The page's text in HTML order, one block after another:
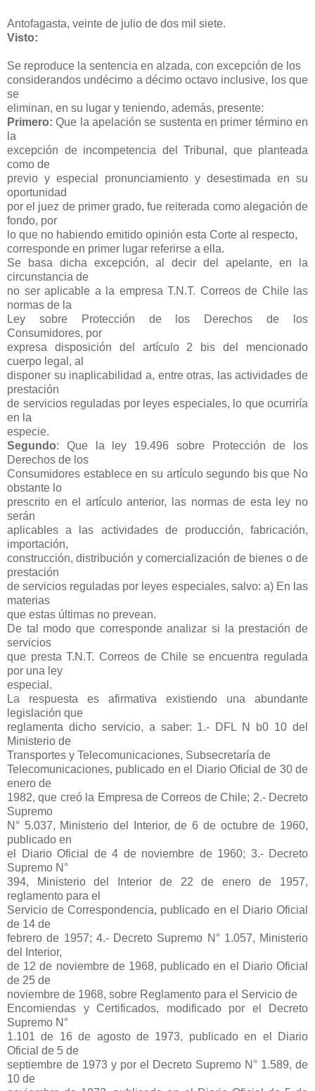
Antofagasta, veinte de julio de dos mil siete.
Visto:
Se reproduce la sentencia en alzada, con excepción de los
considerandos undécimo a décimo octavo inclusive, los que
se
eliminan, en su lugar y teniendo, además, presente:
Primero: Que la apelación se sustenta en primer término en
la
excepción de incompetencia del Tribunal, que planteada
como de
previo y especial pronunciamiento y desestimada en su
oportunidad
por el juez de primer grado, fue reiterada como alegación de
fondo, por
lo que no habiendo emitido opinión esta Corte al respecto,
corresponde en primer lugar referirse a ella.
Se basa dicha excepción, al decir del apelante, en la
circunstancia de
no ser aplicable a la empresa T.N.T. Correos de Chile las
normas de la
Ley sobre Protección de los Derechos de los
Consumidores, por
expresa disposición del artículo 2 bis del mencionado
cuerpo legal, al
disponer su inaplicabilidad a, entre otras, las actividades de
prestación
de servicios reguladas por leyes especiales, lo que ocurriría
en la
especie.
Segundo: Que la ley 19.496 sobre Protección de los
Derechos de los
Consumidores establece en su artículo segundo bis que No
obstante lo
prescrito en el artículo anterior, las normas de esta ley no
serán
aplicables a las actividades de producción, fabricación,
importación,
construcción, distribución y comercialización de bienes o de
prestación
de servicios reguladas por leyes especiales, salvo: a) En las
materias
que estas últimas no prevean.
De tal modo que corresponde analizar si la prestación de
servicios
que presta T.N.T. Correos de Chile se encuentra regulada
por una ley
especial.
La respuesta es afirmativa existiendo una abundante
legislación que
reglamenta dicho servicio, a saber: 1.- DFL N b0 10 del
Ministerio de
Transportes y Telecomunicaciones, Subsecretaría de
Telecomunicaciones, publicado en el Diario Oficial de 30 de
enero de
1982, que creó la Empresa de Correos de Chile; 2.- Decreto
Supremo
N° 5.037, Ministerio del Interior, de 6 de octubre de 1960,
publicado en
el Diario Oficial de 4 de noviembre de 1960; 3.- Decreto
Supremo N°
394, Ministerio del Interior de 22 de enero de 1957,
reglamento para el
Servicio de Correspondencia, publicado en el Diario Oficial
de 14 de
febrero de 1957; 4.- Decreto Supremo N° 1.057, Ministerio
del Interior,
de 12 de noviembre de 1968, publicado en el Diario Oficial
de 25 de
noviembre de 1968, sobre Reglamento para el Servicio de
Encomiendas y Certificados, modificado por el Decreto
Supremo N°
1.101 de 16 de agosto de 1973, publicado en el Diario
Oficial de 5 de
septiembre de 1973 y por el Decreto Supremo N° 1.589, de
10 de